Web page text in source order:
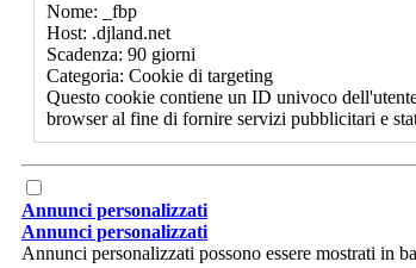
Nome: _fbp
Host: .djland.net
Scadenza: 90 giorni
Categoria: Cookie di targeting
Questo cookie contiene un ID univoco
browser al fine di fornire servizi pubblicitari e
Annunci personalizzati
Annunci personalizzati
Annunci personalizzati possono essere mostrati in